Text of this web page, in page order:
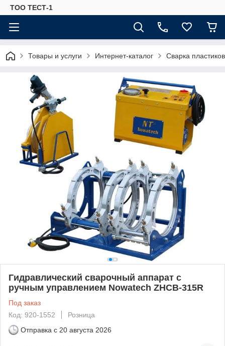
ТОО ТЕСТ-1
Товары и услуги Интернет-каталог Сварка
Гидравлический сварочный аппарат с
ручным управлением Nowatech ZHCB-315R
Под заказ
Код: 920-1552
Розница
Отправка с 20 августа 2026